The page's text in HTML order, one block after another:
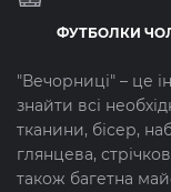
ФУТБОЛКИ
"Вечорниці" – це
знайти всі
тканини, бісер,
глянцева,
також багетна